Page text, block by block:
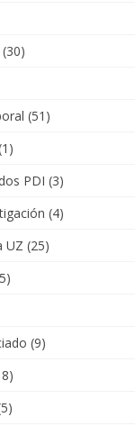
(30)
(51)
PDI (3)
(4)
UZ (25)
(9)